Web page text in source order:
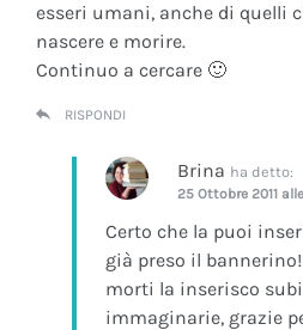
esseri umani, anche di quelli
nascere e morire.
Continuo a cercare 🙂
RISPONDI
Brina ha detto:
25 Ottobre 2011
Certo che la puoi
già preso il
morti la inserisco
immaginarie, grazie